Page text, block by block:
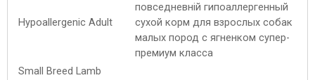
повседневній гипоаллергенный
сухой корм для взрослых собак
малых пород с ягненком супер-
премиум класса